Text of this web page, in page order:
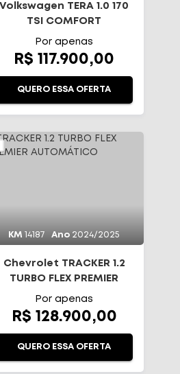
Volkswagen TERA 1.0 170
TSI COMFORT
AUTOMÁTICO
Por apenas
R$ 117.900,00
QUERO ESSA OFERTA
KM 14187 Ano 2024/2025
Chevrolet TRACKER 1.2
TURBO FLEX PREMIER
AUTOMÁTICO
Por apenas
R$ 128.900,00
QUERO ESSA OFERTA